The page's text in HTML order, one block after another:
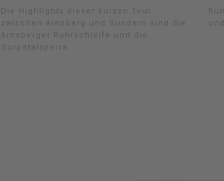
Die Highlights dieser kurzen Tour
zwischen Arnsberg und Sundern sind die
Arnsberger Ruhrschleife und die
Sorpetalsperre.